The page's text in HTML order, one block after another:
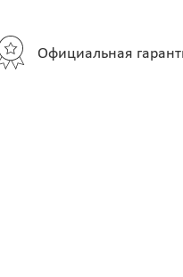
Официальная